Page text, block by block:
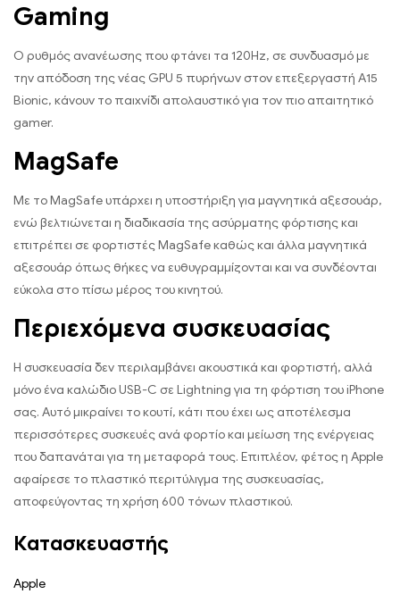
Gaming
Ο ρυθμός ανανέωσης που φτάνει τα 120Hz, σε συνδυασμό με
την απόδοση της νέας GPU 5 πυρήνων στον επεξεργαστή A15
Bionic, κάνουν το παιχνίδι απολαυστικό για τον πιο απαιτητικό
gamer.
MagSafe
Με το MagSafe υπάρχει η υποστήριξη για μαγνητικά αξεσουάρ,
ενώ βελτιώνεται η διαδικασία της ασύρματης φόρτισης και
επιτρέπει σε φορτιστές MagSafe καθώς και άλλα μαγνητικά
αξεσουάρ όπως θήκες να ευθυγραμμίζονται και να συνδέονται
εύκολα στο πίσω μέρος του κινητού.
Περιεχόμενα συσκευασίας
Η συσκευασία δεν περιλαμβάνει ακουστικά και φορτιστή, αλλά
μόνο ένα καλώδιο USB-C σε Lightning για τη φόρτιση του iPhone
σας. Αυτό μικραίνει το κουτί, κάτι που έχει ως αποτέλεσμα
περισσότερες συσκευές ανά φορτίο και μείωση της ενέργειας
που δαπανάται για τη μεταφορά τους. Επιπλέον, φέτος η Apple
αφαίρεσε το πλαστικό περιτύλιγμα της συσκευασίας,
αποφεύγοντας τη χρήση 600 τόνων πλαστικού.
Κατασκευαστής
Apple